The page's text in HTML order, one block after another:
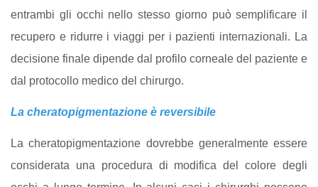
entrambi gli occhi nello stesso giorno può semplificare il
recupero e ridurre i viaggi per i pazienti internazionali. La
decisione finale dipende dal profilo corneale del paziente e
dal protocollo medico del chirurgo.
La cheratopigmentazione è reversibile
La cheratopigmentazione dovrebbe generalmente essere
considerata una procedura di modifica del colore degli